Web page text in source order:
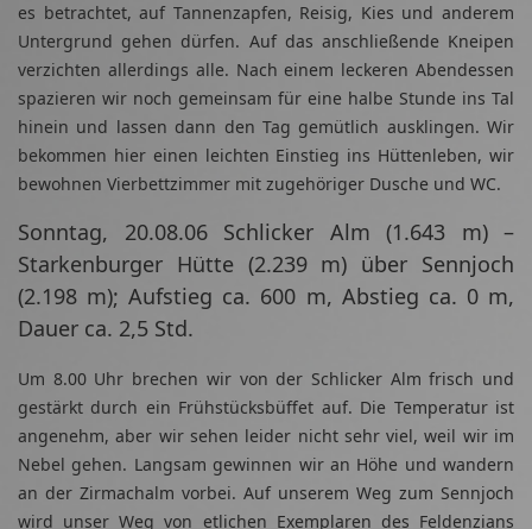
es betrachtet, auf Tannenzapfen, Reisig, Kies und anderem
Untergrund gehen dürfen. Auf das anschließende Kneipen
verzichten allerdings alle. Nach einem leckeren Abendessen
spazieren wir noch gemeinsam für eine halbe Stunde ins Tal
hinein und lassen dann den Tag gemütlich ausklingen. Wir
bekommen hier einen leichten Einstieg ins Hüttenleben, wir
bewohnen Vierbettzimmer mit zugehöriger Dusche und WC.
Sonntag, 20.08.06 Schlicker Alm (1.643 m) –
Starkenburger Hütte (2.239 m) über Sennjoch
(2.198 m); Aufstieg ca. 600 m, Abstieg ca. 0 m,
Dauer ca. 2,5 Std.
Um 8.00 Uhr brechen wir von der Schlicker Alm frisch und
gestärkt durch ein Frühstücksbüffet auf. Die Temperatur ist
angenehm, aber wir sehen leider nicht sehr viel, weil wir im
Nebel gehen. Langsam gewinnen wir an Höhe und wandern
an der Zirmachalm vorbei. Auf unserem Weg zum Sennjoch
wird unser Weg von etlichen Exemplaren des Feldenzians